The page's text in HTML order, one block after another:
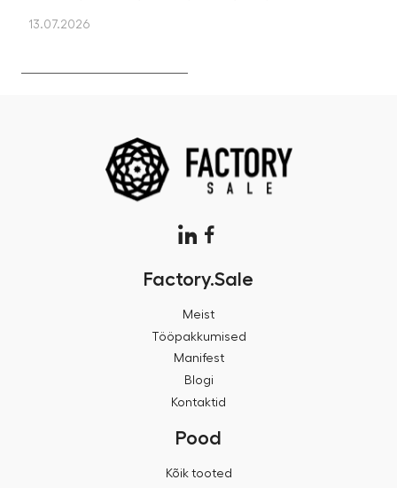
13.07.2026
Factory.Sale
Meist
Tööpakkumised
Manifest
Blogi
Kontaktid
Pood
Kõik tooted